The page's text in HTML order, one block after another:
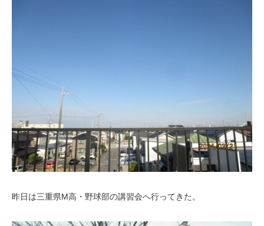
昨日は三重県M高・野球部の講習会へ行ってきた。